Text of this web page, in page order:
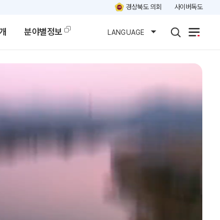
경상북도 의회 사이버독도
분야별정보 LANGUAGE